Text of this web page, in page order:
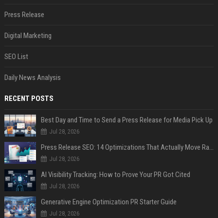
Press Release
Digital Marketing
SEO List
Daily News Analysis
RECENT POSTS
Best Day and Time to Send a Press Release for Media Pick Up
Jul 28, 2026
Press Release SEO: 14 Optimizations That Actually Move Rankings
Jul 28, 2026
AI Visibility Tracking: How to Prove Your PR Got Cited
Jul 28, 2026
Generative Engine Optimization PR Starter Guide
Jul 28, 2026